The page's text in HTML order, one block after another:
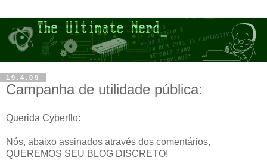
19.4.09
Campanha de utilidade pública:
Querida Cyberflo:
Nós, abaixo assinados através dos comentários,
QUEREMOS SEU BLOG DISCRETO!